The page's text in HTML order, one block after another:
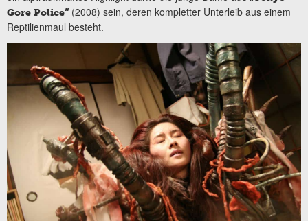
Gore Police“ (2008) sein, deren kompletter Unterleib aus einem
Reptilienmaul besteht.